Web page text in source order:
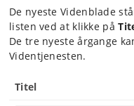
De nyeste Videnblade
listen ved at klikke på
De tre nyeste årgange
Videntjenesten.
Titel